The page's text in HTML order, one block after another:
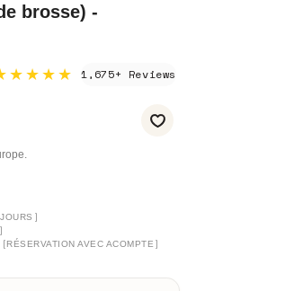
brosse) -
1,675+ Reviews
]
]
[RÉSERVATION AVEC ACOMPTE ]